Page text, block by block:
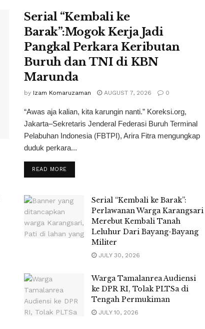
Serial “Kembali ke
Barak”:Mogok Kerja Jadi
Pangkal Perkara Keributan
Buruh dan TNI di KBN
Marunda
by Izam Komaruzaman AUGUST 7, 2026 0
“Awas aja kalian, kita karungin nanti.” Koreksi.org,
Jakarta–Sekretaris Jenderal Federasi Buruh Terminal
Pelabuhan Indonesia (FBTPI), Arira Fitra mengungkap
duduk perkara...
READ MORE
Serial “Kembali ke Barak”:
Perlawanan Warga Karangsari
Merebut Kembali Tanah
Leluhur Dari Bayang-Bayang
Militer
JULY 30, 2026
Warga Tamalanrea Audiensi
ke DPR RI, Tolak PLTSa di
Tengah Permukiman
JULY 10, 2026